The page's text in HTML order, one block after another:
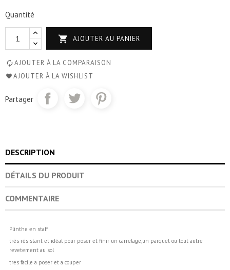
Quantité
 AJOUTER AU PANIER
AJOUTER À LA COMPARAISON
AJOUTER À LA WISHLIST
Partager
DESCRIPTION
DÉTAILS DU PRODUIT
COMMENTAIRE
Plinthe en staff
très résistant et idéal pour poser et finir un carrelage,un parquet ou tout autre
revetement au sol
tres facile a poser et a couper